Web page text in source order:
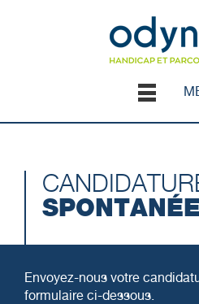
SPONTANÉE
Envoyez-nous votre
formulaire ci-dessous.